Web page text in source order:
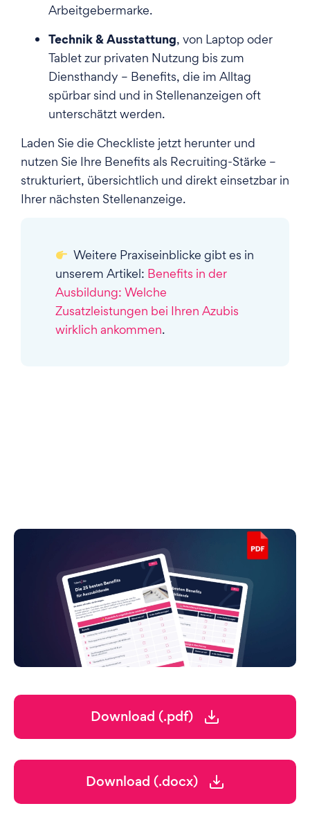
Arbeitgebermarke.
Technik & Ausstattung, von Laptop oder
Tablet zur privaten Nutzung bis zum
Diensthandy – Benefits, die im Alltag
spürbar sind und in Stellenanzeigen oft
unterschätzt werden.
Laden Sie die Checkliste jetzt herunter und
nutzen Sie Ihre Benefits als Recruiting-Stärke –
strukturiert, übersichtlich und direkt einsetzbar in
Ihrer nächsten Stellenanzeige.
Weitere Praxiseinblicke gibt es in
unserem Artikel: Benefits in der
Ausbildung: Welche
Zusatzleistungen bei Ihren Azubis
wirklich ankommen.
Download (.pdf)
Download (.docx)